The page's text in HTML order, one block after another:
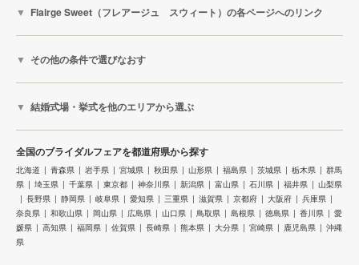
Flairge Sweet（フレアージュ スウィート）の各ページへのリンク
その他の条件で選びなおす
結婚式場・挙式を他のエリアから選ぶ
全国のブライダルフェアを都道府県から探す
北海道 青森県 岩手県 宮城県 秋田県 山形県 福島県 茨城県 栃木県
群馬
県
埼玉県 千葉県 東京都 神奈川県 新潟県 富山県 石川県 福井県
山梨県
長野県
静岡県 岐阜県 愛知県 三重県 滋賀県 京都府 大阪府
兵庫県
奈良県
和歌山県 岡山県 広島県 山口県 鳥取県 島根県 徳島県 香川県
愛
媛県
高知県 福岡県 佐賀県 長崎県 熊本県 大分県 宮崎県 鹿児島県
沖縄
県